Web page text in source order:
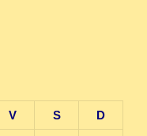
V S D